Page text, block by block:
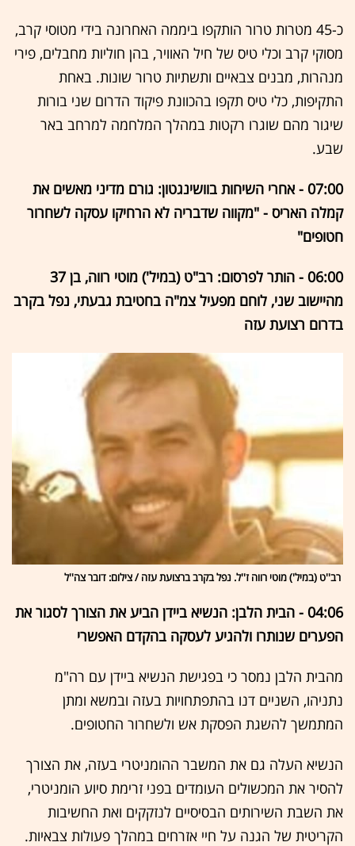
כ-45 מטרות טרור הותקפו ביממה האחרונה בידי מטוסי קרב,
מסוקי קרב וכלי טיס של חיל האוויר, בהן חוליות מחבלים, פירי
מנהרות, מבנים צבאיים ותשתיות טרור שונות. באחת
התקיפות, כלי טיס תקפו בהכוונת פיקוד הדרום שני בורות
שיגור מהם שוגרו רקטות במהלך המלחמה למרחב באר
שבע.
07:00 - אחרי השיחות בוושינגטון: גורם מדיני מאשים את
קמלה האריס - "מקווה שדבריה לא הרחיקו עסקה לשחרור
חטופים"
06:00 - הותר לפרסום: רב"ט (במיל') מוטי רווה, בן 37
מהיישוב שני, לוחם מפעיל צמ"ה בחטיבת גבעתי, נפל בקרב
בדרום רצועת עזה
רב''ט (במיל') מוטי רווה ז''ל. נפל בקרב ברצועת עזה / צילום: דובר צה''ל
04:06 - הבית הלבן: הנשיא ביידן הביע את הצורך לסגור את
הפערים שנותרו ולהגיע לעסקה בהקדם האפשרי
מהבית הלבן נמסר כי בפגישת הנשיא ביידן עם רה"מ
נתניהו, השניים דנו בהתפתחויות בעזה ובמשא ומתן
המתמשך להשגת הפסקת אש ולשחרור החטופים.
הנשיא העלה גם את המשבר ההומניטרי בעזה, את הצורך
להסיר את המכשולים העומדים בפני זרימת סיוע הומניטרי,
את השבת השירותים הבסיסיים לנזקקים ואת החשיבות
הקריטית של הגנה על חיי אזרחים במהלך פעולות צבאיות.